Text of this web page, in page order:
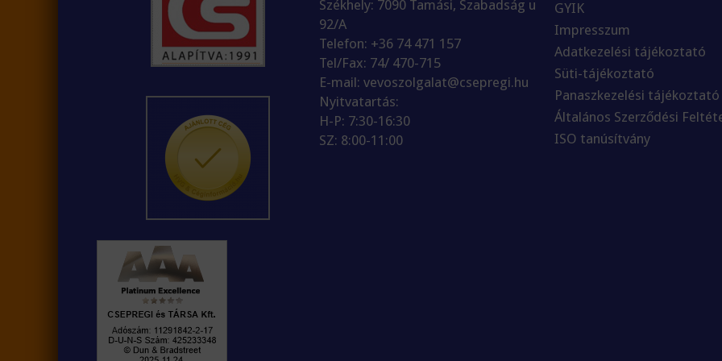
Székhely: 7090 Tamási, Szabadság u
92/A
Telefon: +36 74 471 157
Tel/Fax: 74/ 470-715
E-mail: vevoszolgalat@csepregi.hu
Nyitvatartás:
H-P: 7:30-16:30
SZ: 8:00-11:00
GYIK
Impresszum
Adatkezelési tájékoztató
Süti-tájékoztató
Panaszkezelési tájékoztató
Általános Szerződési
ISO tanúsítvány